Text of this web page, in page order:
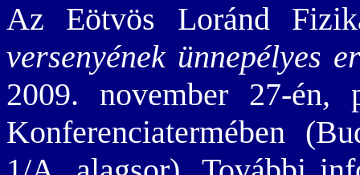
Az Eötvös Loránd
versenyének ünnepélyes
2009. november 27-én,
Konferenciatermében